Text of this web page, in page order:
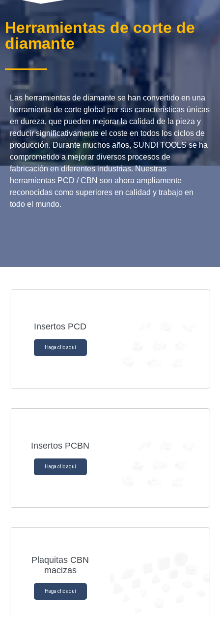
Herramientas de corte de
diamante
Las herramientas de diamante se han convertido en una
herramienta de corte global por sus características únicas
en dureza, que pueden mejorar la calidad de la pieza y
reducir significativamente el coste en todos los ciclos de
producción. Durante muchos años, SUNDI TOOLS se ha
comprometido a mejorar diversos procesos de
fabricación en diferentes industrias. Nuestras
herramientas PCD / CBN son ahora ampliamente
reconocidas como superiores en calidad y trabajo en
todo el mundo.
Insertos PCD
Haga clic aquí
Insertos PCBN
Haga clic aquí
Plaquitas CBN
macizas
Haga clic aquí